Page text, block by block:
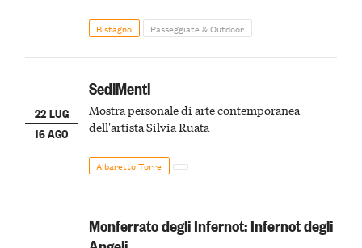
Bistagno Passeggiate & Outdoor
22 LUG
16 AGO
SediMenti
Mostra personale di arte contemporanea
dell'artista Silvia Ruata
Albaretto Torre
Monferrato degli Infernot: Infernot degli